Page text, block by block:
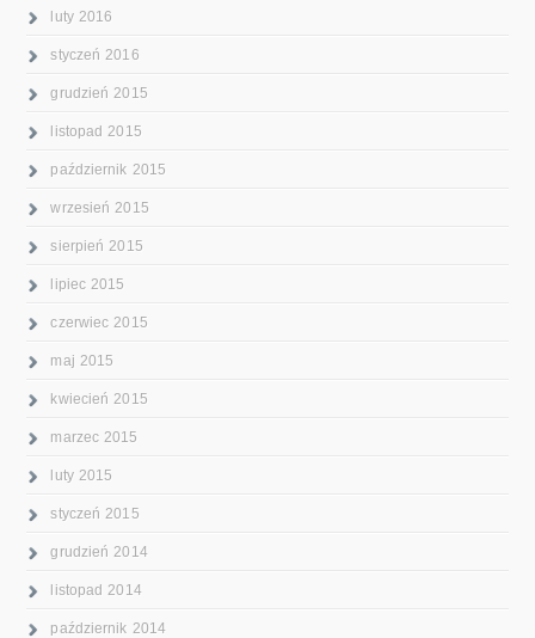
luty 2016
styczeń 2016
grudzień 2015
listopad 2015
październik 2015
wrzesień 2015
sierpień 2015
lipiec 2015
czerwiec 2015
maj 2015
kwiecień 2015
marzec 2015
luty 2015
styczeń 2015
grudzień 2014
listopad 2014
październik 2014